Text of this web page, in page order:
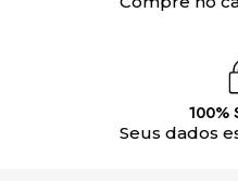
100%
Seus dados